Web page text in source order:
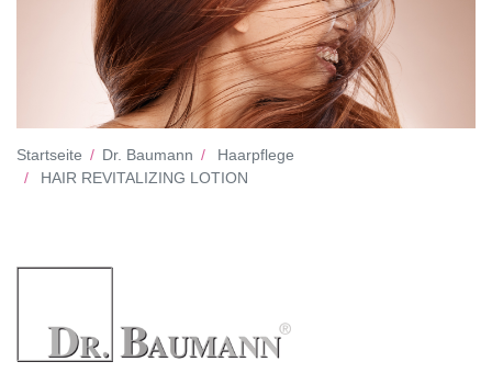
Startseite Dr. Baumann
Haarpflege
HAIR REVITALIZING LOTION